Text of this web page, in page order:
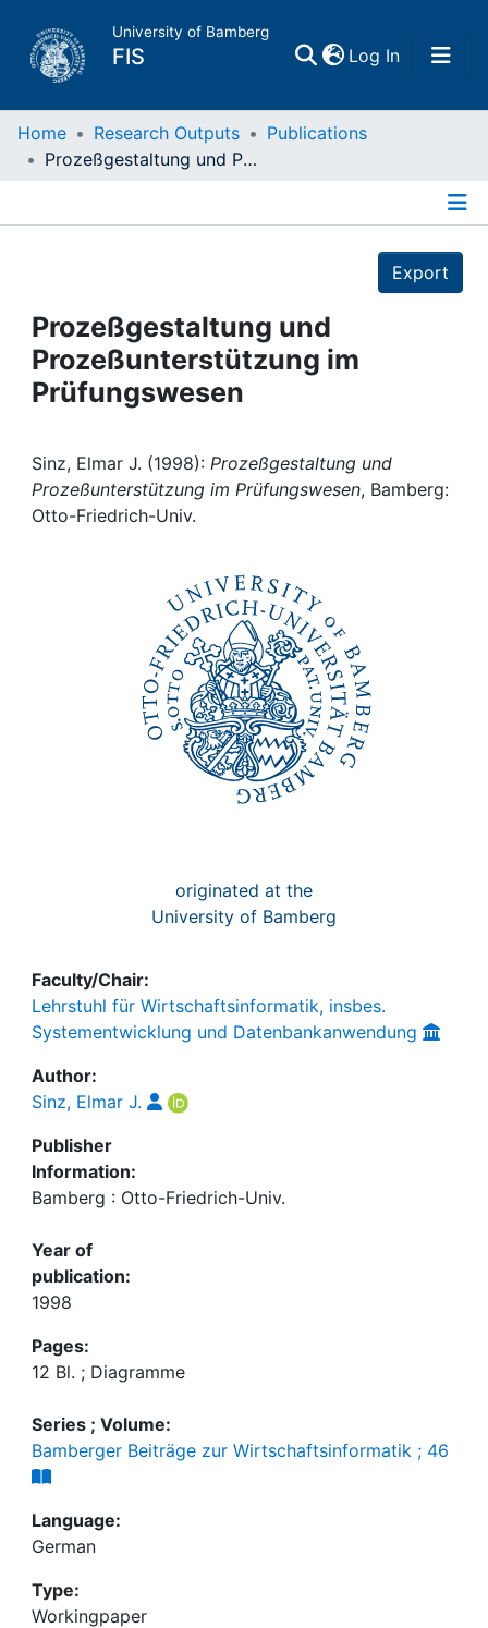
University of Bamberg
FIS Log In(current)
Home
Projects
People
Awards
Home Research Outputs
Publications
Prozeßgestaltung und Prozeßunterstützung im Prüfungswesen
Export
Prozeßgestaltung und
Prozeßunterstützung im
Prüfungswesen
Sinz, Elmar J. (1998): Prozeßgestaltung und
Prozeßunterstützung im Prüfungswesen, Bamberg:
Otto-Friedrich-Univ.
originated at the
University of Bamberg
Faculty/Chair:
Lehrstuhl für Wirtschaftsinformatik, insbes.
Systementwicklung und Datenbankanwendung
Author:
Sinz, Elmar J.
Publisher
Information:
Bamberg : Otto-Friedrich-Univ.
Year of
publication:
1998
Pages:
12 Bl. ; Diagramme
Series ; Volume:
Bamberger Beiträge zur Wirtschaftsinformatik ; 46
Language:
German
Type:
Workingpaper